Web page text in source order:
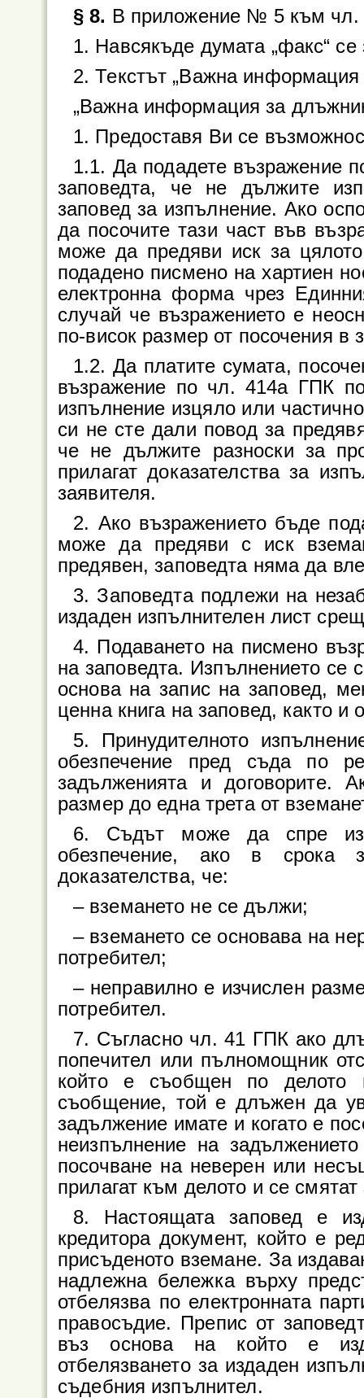
§ 8. В приложение № 5 към чл.
1. Навсякъде думата „факс“ се
2. Текстът „Важна
„Важна информация за
1. Предоставя Ви се
1.1. Да подадете възражение
заповедта, че не дължите
заповед за изпълнение. Ако
да посочите тази част във
може да предяви иск за
подадено писмено на хартиен
електронна форма чрез
случай че възражението е
по-висок размер от посочения в
1.2. Да платите сумата,
възражение по чл. 414а ГПК
изпълнение изцяло или
си не сте дали повод за
че не дължите разноски за
прилагат доказателства за
заявителя.
2. Ако възражението бъде
може да предяви с иск
предявен, заповедта няма да
3. Заповедта подлежи на
издаден изпълнителен лист
4. Подаването на писмено
на заповедта. Изпълнението се
основа на запис на заповед,
ценна книга на заповед, както и
5. Принудителното
обезпечение пред съда по
задълженията и договорите.
размер до една трета от
6. Съдът може да спре
обезпечение, ако в срока
доказателства, че:
– вземането не се дължи;
– вземането се основава на
потребител;
– неправилно е изчислен
потребител.
7. Съгласно чл. 41 ГПК ако
попечител или пълномощник
който е съобщен по
съобщение, той е длъжен да
задължение имате и когато е
неизпълнение на
посочване на неверен или
прилагат към делото и се
8. Настоящата заповед е
кредитора документ, който е
присъденото вземане. За
надлежна бележка върху
отбелязва по електронната
правосъдие. Препис от
въз основа на който е
отбелязването за издаден
съдебния изпълнител.